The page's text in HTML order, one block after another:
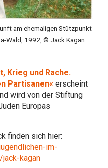
am ehemaligen Stützpunkt
Wald, 1992, © Jack Kagan
Krieg und Rache.
Partisanen« erscheint
wird von der Stiftung
Europas
finden sich hier:
im-
kagan